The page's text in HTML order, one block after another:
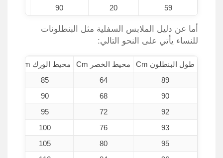
59
20
90
أما عن دليل الملابس السفلية مثل البنطلونات
للنساء يأتي على النحو التالي:
طول البنطلون Cm محيط الخصر Cm محيط الورك Cm
89
64
85
90
68
90
92
72
95
93
76
100
95
80
105